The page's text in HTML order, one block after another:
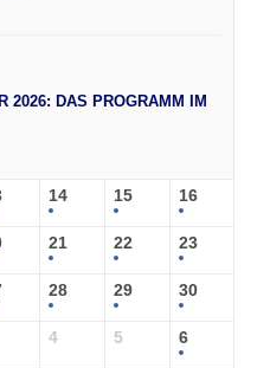
2026: DAS PROGRAMM IM
14 15 16
21 22 23
28 29 30
4 5 6